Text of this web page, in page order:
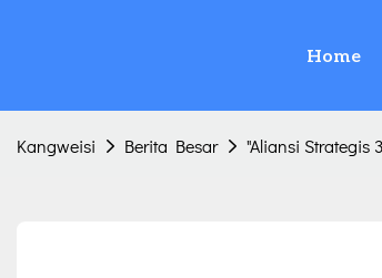
Home
Kangweisi Berita Besar "Aliansi Strategis